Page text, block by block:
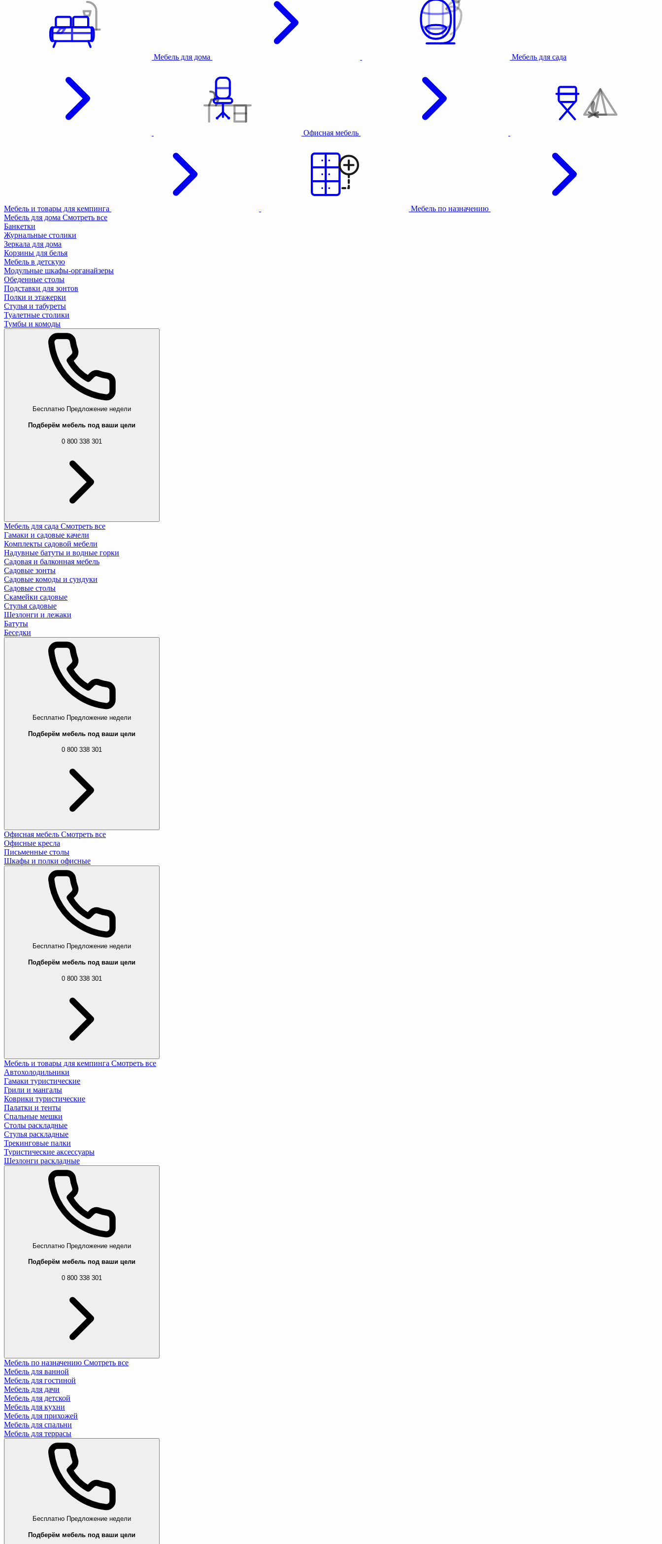
Мебель для дома Мебель для сада
Офисная мебель
Мебель и товары для кемпинга
Мебель по назначению
Мебель для дома Смотреть все
Банкетки
Журнальные столики
Зеркала для дома
Корзины для белья
Мебель в детскую
Модульные шкафы-органайзеры
Обеденные столы
Подставки для зонтов
Полки и этажерки
Стулья и табуреты
Туалетные столики
Тумбы и комоды
Бесплатно Предложение недели
Подберём мебель под ваши цели
0 800 338 301
Мебель для сада Смотреть все
Гамаки и садовые качели
Комплекты садовой мебели
Надувные батуты и водные горки
Садовая и балконная мебель
Садовые зонты
Садовые комоды и сундуки
Садовые столы
Скамейки садовые
Стулья садовые
Шезлонги и лежаки
Батуты
Беседки
Бесплатно Предложение недели
Подберём мебель под ваши цели
0 800 338 301
Офисная мебель Смотреть все
Офисные кресла
Письменные столы
Шкафы и полки офисные
Бесплатно Предложение недели
Подберём мебель под ваши цели
0 800 338 301
Мебель и товары для кемпинга Смотреть все
Автохолодильники
Гамаки туристические
Грили и мангалы
Коврики туристические
Палатки и тенты
Спальные мешки
Столы раскладные
Стулья раскладные
Трекинговые палки
Туристические аксессуары
Шезлонги раскладные
Бесплатно Предложение недели
Подберём мебель под ваши цели
0 800 338 301
Мебель по назначению Смотреть все
Мебель для ванной
Мебель для гостиной
Мебель для дачи
Мебель для детской
Мебель для кухни
Мебель для прихожей
Мебель для спальни
Мебель для террасы
Бесплатно Предложение недели
Подберём мебель под ваши цели